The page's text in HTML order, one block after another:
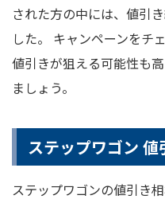
された方の中には、値引
した。 キャンペーンをチ
値引きが狙える可能性も
ましょう。
ステップワゴン 値
ステップワゴンの値引き